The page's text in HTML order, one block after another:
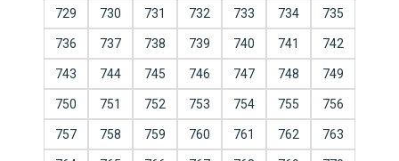
729 730 731 732 733 734 735
736 737 738 739 740 741 742
743 744 745 746 747 748 749
750 751 752 753 754 755 756
757 758 759 760 761 762 763